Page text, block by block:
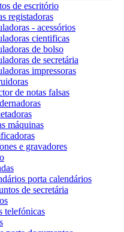
de escritório
registadoras
- acessórios
cientificas
de bolso
de secretária
impressoras
de notas falsas
máquinas
e gravadores
porta calendários
de secretária
telefónicas